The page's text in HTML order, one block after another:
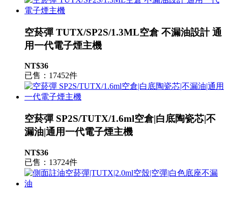
空菸彈 TUTX/SP2S/1.3ML空倉 不漏油設計 通
用一代電子煙主機
NT$36
已售：17452件
空菸彈 SP2S/TUTX/1.6ml空倉|白底陶瓷芯|不
漏油|通用一代電子煙主機
NT$36
已售：13724件